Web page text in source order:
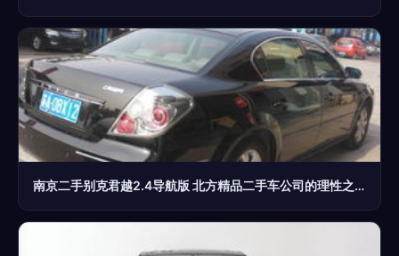
南京二手别克君越2.4导航版 北方精品二手车公司的理性之选